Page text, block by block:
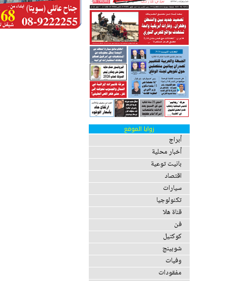
زوايا الموقع
أبراج
أخبار محلية
بانيت توعية
اقتصاد
سيارات
تكنولوجيا
قناة هلا
فن
كوكتيل
شوبينج
وفيات
مفقودات